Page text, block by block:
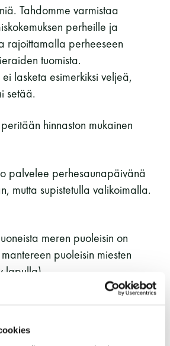
Saunaseura ry
10, 00200 Helsinki
kassa 050 372 4167
aukioloaikana)
Y-tunnus: 0116872-9
Tietosuojaseloste
tarkoitus
vaalii perinteisiä, kohteliaita
Seura vaalii
Tahdomme varmistaa
perheille ja
rajoittamalla perheeseen
tuomista.
ei lasketa esimerkiksi veljeä,
setää.
hinnaston mukainen
palvelee perhesaunapäivänä
mutta supistetulla valikoimalla.
meren puoleisin on
puoleisin miesten
lapulla)
sauna- ja pesutiloissa
4.5.2026